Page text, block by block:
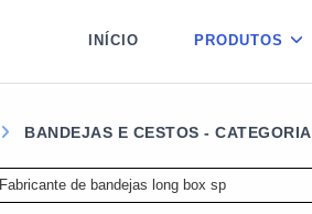
INÍCIO PRODUTOS
BANDEJAS E CESTOS - CATEGORIA
Fabricante de bandejas long box sp